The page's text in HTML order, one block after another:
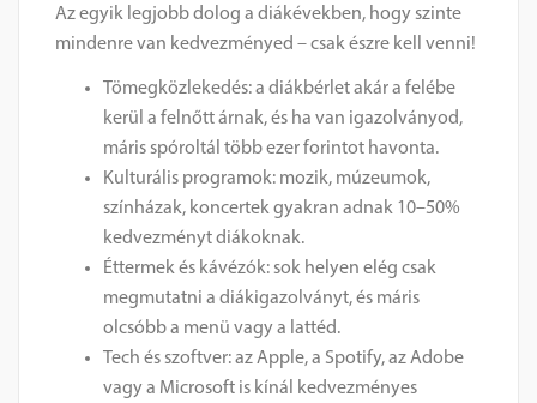
Az egyik legjobb dolog a diákévekben, hogy szinte
mindenre van kedvezményed – csak észre kell venni!
Tömegközlekedés: a diákbérlet akár a felébe
kerül a felnőtt árnak, és ha van igazolványod,
máris spóroltál több ezer forintot havonta.
Kulturális programok: mozik, múzeumok,
színházak, koncertek gyakran adnak 10–50%
kedvezményt diákoknak.
Éttermek és kávézók: sok helyen elég csak
megmutatni a diákigazolványt, és máris
olcsóbb a menü vagy a lattéd.
Tech és szoftver: az Apple, a Spotify, az Adobe
vagy a Microsoft is kínál kedvezményes